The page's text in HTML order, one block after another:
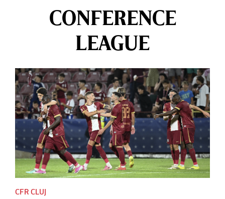
CONFERENCE
LEAGUE
CFR CLUJ